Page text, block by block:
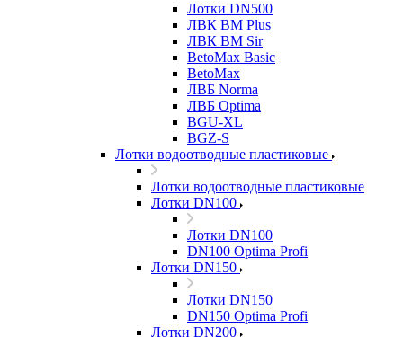
Лотки DN500
ЛВК ВМ Plus
ЛВК ВМ Sir
BetoMax Basic
BetoMax
ЛВБ Norma
ЛВБ Optima
BGU-XL
BGZ-S
Лотки водоотводные пластиковые
Лотки водоотводные пластиковые
Лотки DN100
Лотки DN100
DN100 Optima Profi
Лотки DN150
Лотки DN150
DN150 Optima Profi
Лотки DN200